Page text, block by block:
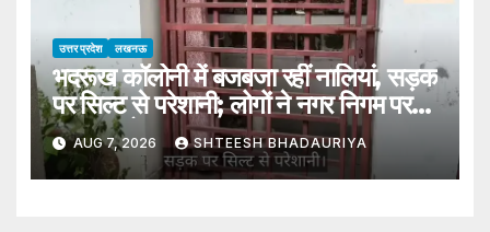
उत्तर प्रदेश लखनऊ
भदरूख कॉलोनी में बजबजा रहीं नालियां, सड़क
पर सिल्ट से परेशानी; लोगों ने नगर निगम पर
लगाए आरोप
AUG 7, 2026 SHTEESH BHADAURIYA